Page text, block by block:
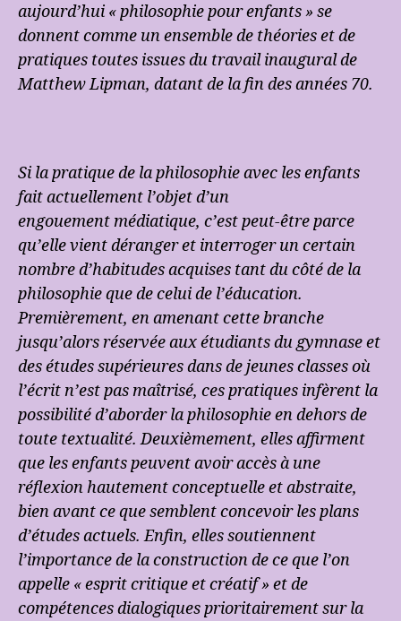
aujourd’hui « philosophie pour enfants » se
donnent comme un ensemble de théories et de
pratiques toutes issues du travail inaugural de
Matthew Lipman, datant de la fin des années 70.
Si la pratique de la philosophie avec les enfants
fait actuellement l’objet d’un
engouement médiatique, c’est peut-être parce
qu’elle vient déranger et interroger un certain
nombre d’habitudes acquises tant du côté de la
philosophie que de celui de l’éducation.
Premièrement, en amenant cette branche
jusqu’alors réservée aux étudiants du gymnase et
des études supérieures dans de jeunes classes où
l’écrit n’est pas maîtrisé, ces pratiques infèrent la
possibilité d’aborder la philosophie en dehors de
toute textualité. Deuxièmement, elles affirment
que les enfants peuvent avoir accès à une
réflexion hautement conceptuelle et abstraite,
bien avant ce que semblent concevoir les plans
d’études actuels. Enfin, elles soutiennent
l’importance de la construction de ce que l’on
appelle « esprit critique et créatif » et de
compétences dialogiques prioritairement sur la